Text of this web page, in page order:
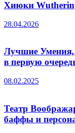
Хиюки
28.04.2026
Лучшие Умения,
в первую
08.02.2025
Театр
баффы и